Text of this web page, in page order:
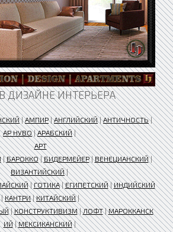
ДИЗАЙНЕ ИНТЕРЬЕРА
|АМПИР|АНГЛИЙСКИЙ|АНТИЧНОСТЬ|
АР НУВО|АРАБСКИЙ|
АРТ
|БАРОККО|БИДЕРМЕЙЕР|ВЕНЕЦИАНСКИЙ|
ВИЗАНТИЙСКИЙ|
|ГОТИКА|ЕГИПЕТСКИЙ|ИНДИЙСКИЙ
|КАНТРИ|КИТАЙСКИЙ|
|КОНСТРУКТИВИЗМ|ЛОФТ|МАРОККАНСК
ИЙ|МЕКСИКАНСКИЙ|